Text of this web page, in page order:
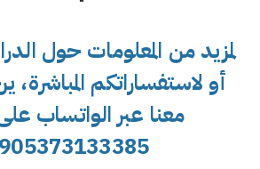
لمزيد من المعلومات حول
أو لاستفساراتكم
معنا عبر الواتساب